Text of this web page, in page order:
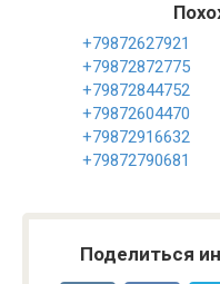
+79872627921
+79872872775
+79872844752
+79872604470
+79872916632
+79872790681
Поделиться